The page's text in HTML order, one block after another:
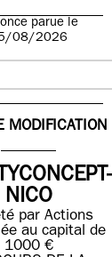
parue le
08/2026
MODIFICATION
NICO
par Actions
au capital de
1000 €